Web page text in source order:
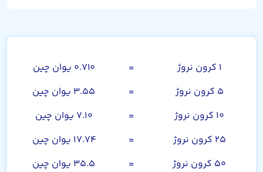
۱ کرون نروژ =
۰.۷۱۰ یوان چین
۵ کرون نروژ
=
۳.۵۵ یوان چین
۱۰ کرون نروژ
=
۷.۱۰ یوان چین
۲۵ کرون نروژ
=
۱۷.۷۴ یوان چین
۵۰ کرون نروژ
=
۳۵.۵ یوان چین